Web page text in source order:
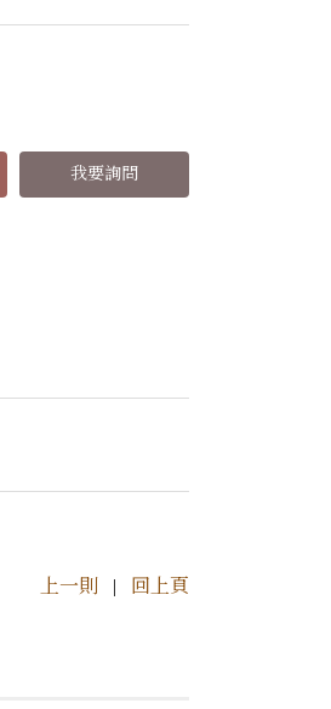
我要詢問
上一則 | 回上頁